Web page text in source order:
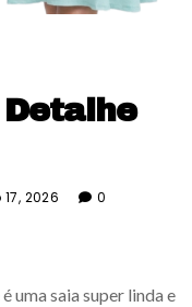
2026
0
uma saia super linda e